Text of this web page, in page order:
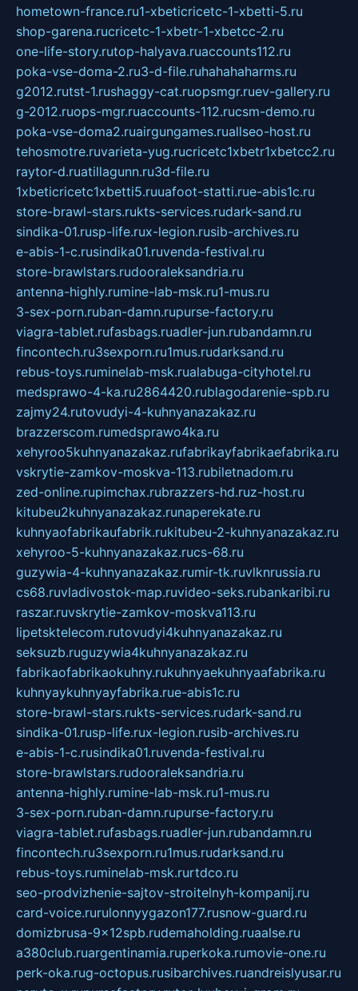
hometown-france.ru1-xbeticricetc-1-xbetti-5.ru
shop-garena.rucricetc-1-xbetr-1-xbetcc-2.ru
one-life-story.rutop-halyava.ruaccounts112.ru
poka-vse-doma-2.ru3-d-file.ruhahahaharms.ru
g2012.rutst-1.rushaggy-cat.ruopsmgr.ruev-gallery.ru
g-2012.ruops-mgr.ruaccounts-112.rucsm-demo.ru
poka-vse-doma2.ruairgungames.ruallseo-host.ru
tehosmotre.ruvarieta-yug.rucricetc1xbetr1xbetcc2.ru
raytor-d.ruatillagunn.ru3d-file.ru
1xbeticricetc1xbetti5.ruuafoot-statti.rue-abis1c.ru
store-brawl-stars.rukts-services.rudark-sand.ru
sindika-01.rusp-life.rux-legion.rusib-archives.ru
e-abis-1-c.rusindika01.ruvenda-festival.ru
store-brawlstars.rudooraleksandria.ru
antenna-highly.rumine-lab-msk.ru1-mus.ru
3-sex-porn.ruban-damn.rupurse-factory.ru
viagra-tablet.rufasbags.ruadler-jun.rubandamn.ru
fincontech.ru3sexporn.ru1mus.rudarksand.ru
rebus-toys.ruminelab-msk.rualabuga-cityhotel.ru
medsprawo-4-ka.ru2864420.rublagodarenie-spb.ru
zajmy24.rutovudyi-4-kuhnyanazakaz.ru
brazzerscom.rumedsprawo4ka.ru
xehyroo5kuhnyanazakaz.rufabrikayfabrikaefabrika.ru
vskrytie-zamkov-moskva-113.rubiletnadom.ru
zed-online.rupimchax.rubrazzers-hd.ruz-host.ru
kitubeu2kuhnyanazakaz.runaperekate.ru
kuhnyaofabrikaufabrik.rukitubeu-2-kuhnyanazakaz.ru
xehyroo-5-kuhnyanazakaz.rucs-68.ru
guzywia-4-kuhnyanazakaz.rumir-tk.ruvlknrussia.ru
cs68.ruvladivostok-map.ruvideo-seks.rubankaribi.ru
raszar.ruvskrytie-zamkov-moskva113.ru
lipetsktelecom.rutovudyi4kuhnyanazakaz.ru
seksuzb.ruguzywia4kuhnyanazakaz.ru
fabrikaofabrikaokuhny.rukuhnyaekuhnyaafabrika.ru
kuhnyaykuhnyayfabrika.rue-abis1c.ru
store-brawl-stars.rukts-services.rudark-sand.ru
sindika-01.rusp-life.rux-legion.rusib-archives.ru
e-abis-1-c.rusindika01.ruvenda-festival.ru
store-brawlstars.rudooraleksandria.ru
antenna-highly.rumine-lab-msk.ru1-mus.ru
3-sex-porn.ruban-damn.rupurse-factory.ru
viagra-tablet.rufasbags.ruadler-jun.rubandamn.ru
fincontech.ru3sexporn.ru1mus.rudarksand.ru
rebus-toys.ruminelab-msk.rurtdco.ru
seo-prodvizhenie-sajtov-stroitelnyh-kompanij.ru
card-voice.rurulonnyygazon177.rusnow-guard.ru
domizbrusa-9x12spb.rudemaholding.ruaalse.ru
a380club.ruargentinamia.ruperkoka.rumovie-one.ru
perk-oka.rug-octopus.rusibarchives.ruandreislyusar.ru